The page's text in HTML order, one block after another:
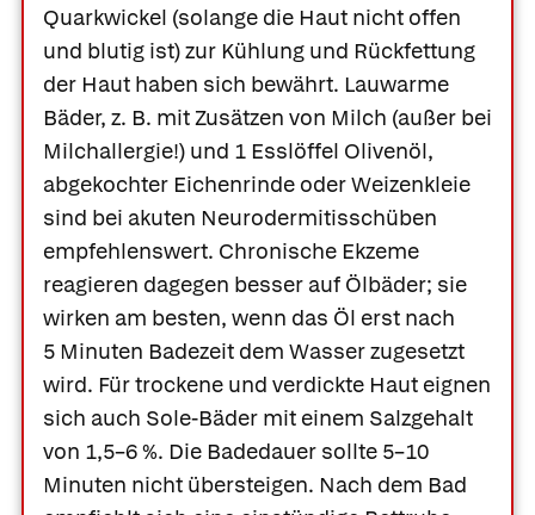
Quarkwickel (solange die Haut nicht offen
und blutig ist) zur Kühlung und Rückfettung
der Haut haben sich bewährt. Lauwarme
Bäder, z. B. mit Zusätzen von Milch (außer bei
Milchallergie!) und 1 Esslöffel Olivenöl,
abgekochter Eichenrinde oderWeizenkleie
sind bei akuten Neurodermitisschüben
empfehlenswert. Chronische Ekzeme
reagieren dagegen besser auf Ölbäder; sie
wirken am besten, wenn das Öl erst nach
5 Minuten Badezeit dem Wasser zugesetzt
wird. Für trockene und verdickte Haut eignen
sich auch Sole-Bäder mit einem Salzgehalt
von 1,5–6 %. Die Badedauer sollte 5–10
Minuten nicht übersteigen. Nach dem Bad